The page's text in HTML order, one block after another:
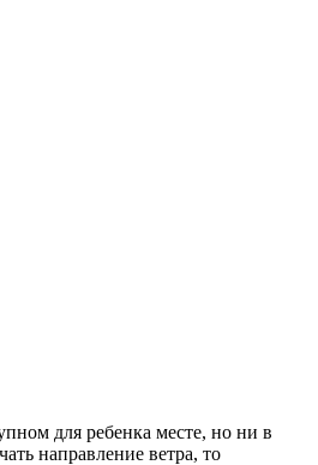
для ребенка месте, но ни в
направление ветра, то